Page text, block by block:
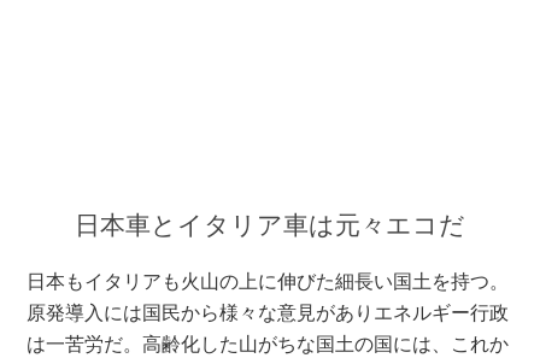
日本車とイタリア車は元々エコだ
日本もイタリアも火山の上に伸びた細長い国土を持つ。
原発導入には国民から様々な意見がありエネルギー行政
は一苦労だ。高齢化した山がちな国土の国には、これか